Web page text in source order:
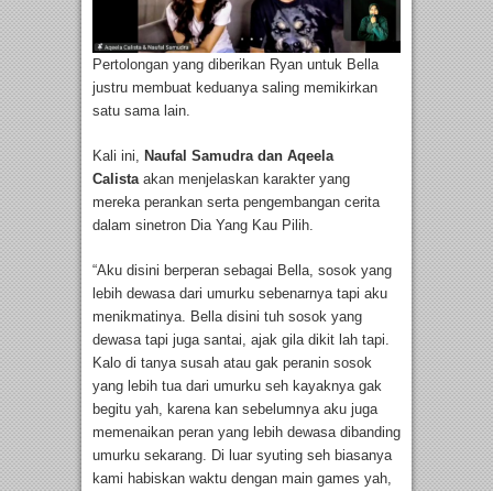
Pertolongan yang diberikan Ryan untuk Bella
justru membuat keduanya saling memikirkan
satu sama lain.
Kali ini, Naufal Samudra dan Aqeela
Calistaakan menjelaskan karakter yang
mereka perankan serta pengembangan cerita
dalam sinetron Dia Yang Kau Pilih.
“Aku disini berperan sebagai Bella, sosok yang
lebih dewasa dari umurku sebenarnya tapi aku
menikmatinya. Bella disini tuh sosok yang
dewasa tapi juga santai, ajak gila dikit lah tapi.
Kalo di tanya susah atau gak peranin sosok
yang lebih tua dari umurku seh kayaknya gak
begitu yah, karena kan sebelumnya aku juga
memenaikan peran yang lebih dewasa dibanding
umurku sekarang. Di luar syuting seh biasanya
kami habiskan waktu dengan main games yah,